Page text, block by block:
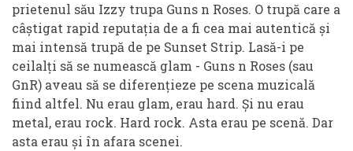
prietenul său Izzy trupa Guns n Roses. O trupă care a
câștigat rapid reputația de a fi cea mai autentică și
mai intensă trupă de pe Sunset Strip. Lasă-i pe
ceilalți să se numească glam - Guns n Roses (sau
GnR) aveau să se diferențieze pe scena muzicală
fiind altfel. Nu erau glam, erau hard. Și nu erau
metal, erau rock. Hard rock. Asta erau pe scenă. Dar
asta erau și în afara scenei.